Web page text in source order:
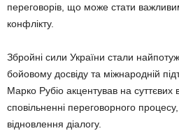
переговорів, що може стати
конфлікту.
Збройні сили України стали
бойовому досвіду та міжнародній
Марко Рубіо акцентував на суттєвих
сповільненні переговорного
відновлення діалогу.